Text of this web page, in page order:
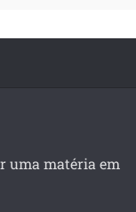
uma matéria em